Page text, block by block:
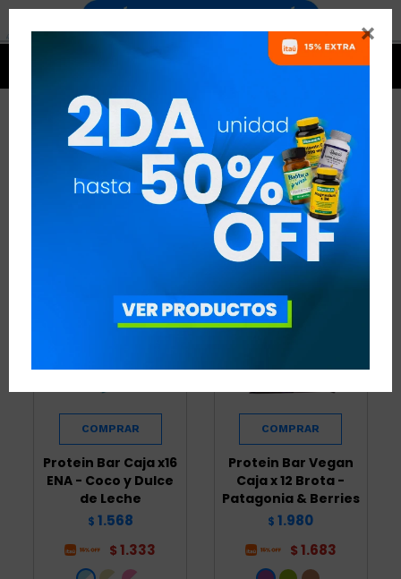

BARRAS DE PROTEÍNA
BARRAS DE PROTEÍNA QUITAR FILTROS
RECOMENDADOS
Protein Bar Caja x16
ENA - Coco y Dulce
de Leche
$ 1.568
$ 1.333
Protein Bar Vegan
Caja x 12 Brota -
Patagonia & Berries
$ 1.980
$ 1.683